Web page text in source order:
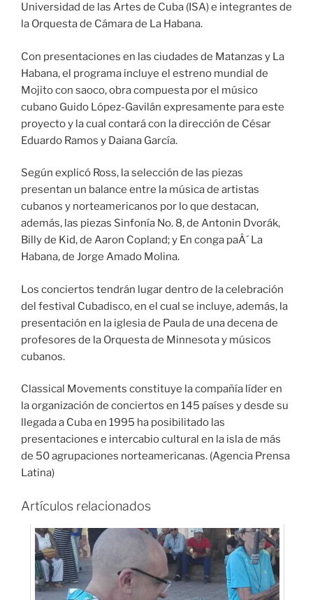
Universidad de las Artes de Cuba (ISA) e integrantes de
la Orquesta de Cámara de La Habana.
Con presentaciones en las ciudades de Matanzas y La
Habana, el programa incluye el estreno mundial de
Mojito con saoco, obra compuesta por el músico
cubano Guido López-Gavilán expresamente para este
proyecto y la cual contará con la dirección de César
Eduardo Ramos y Daiana García.
Según explicó Ross, la selección de las piezas
presentan un balance entre la música de artistas
cubanos y norteamericanos por lo que destacan,
además, las piezas Sinfonía No. 8, de Antonin Dvorák,
Billy de Kid, de Aaron Copland; y En conga paÂ´ La
Habana, de Jorge Amado Molina.
Los conciertos tendrán lugar dentro de la celebración
del festival Cubadisco, en el cual se incluye, además, la
presentación en la iglesia de Paula de una decena de
profesores de la Orquesta de Minnesota y músicos
cubanos.
Classical Movements constituye la compañía líder en
la organización de conciertos en 145 países y desde su
llegada a Cuba en 1995 ha posibilitado las
presentaciones e intercabio cultural en la isla de más
de 50 agrupaciones norteamericanas. (Agencia Prensa
Latina)
Artículos relacionados